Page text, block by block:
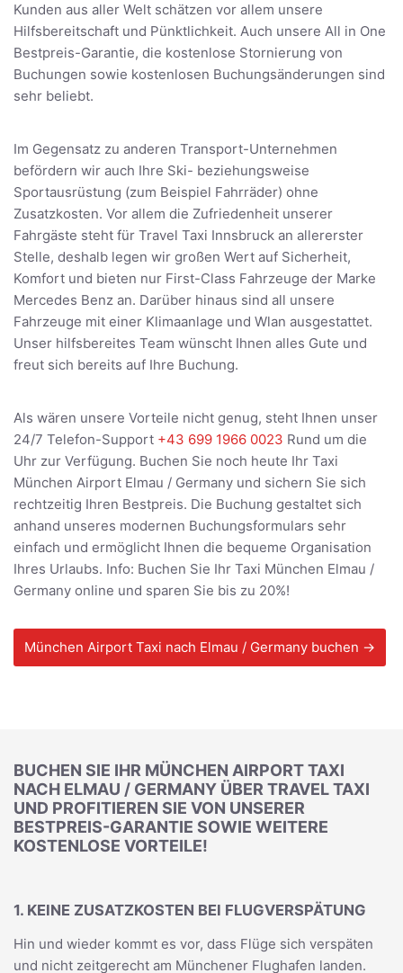
Kunden aus aller Welt schätzen vor allem unsere
Hilfsbereitschaft und Pünktlichkeit. Auch unsere All in One
Bestpreis-Garantie, die kostenlose Stornierung von
Buchungen sowie kostenlosen Buchungsänderungen sind
sehr beliebt.
Im Gegensatz zu anderen Transport-Unternehmen
befördern wir auch Ihre Ski- beziehungsweise
Sportausrüstung (zum Beispiel Fahrräder) ohne
Zusatzkosten. Vor allem die Zufriedenheit unserer
Fahrgäste steht für Travel Taxi Innsbruck an allererster
Stelle, deshalb legen wir großen Wert auf Sicherheit,
Komfort und bieten nur First-Class Fahrzeuge der Marke
Mercedes Benz an. Darüber hinaus sind all unsere
Fahrzeuge mit einer Klimaanlage und Wlan ausgestattet.
Unser hilfsbereites Team wünscht Ihnen alles Gute und
freut sich bereits auf Ihre Buchung.
Als wären unsere Vorteile nicht genug, steht Ihnen unser
24/7 Telefon-Support +43 699 1966 0023 Rund um die
Uhr zur Verfügung. Buchen Sie noch heute Ihr Taxi
München Airport Elmau / Germany und sichern Sie sich
rechtzeitig Ihren Bestpreis. Die Buchung gestaltet sich
anhand unseres modernen Buchungsformulars sehr
einfach und ermöglicht Ihnen die bequeme Organisation
Ihres Urlaubs. Info: Buchen Sie Ihr Taxi München Elmau /
Germany online und sparen Sie bis zu 20%!
München Airport Taxi nach Elmau / Germany buchen →
BUCHEN SIE IHR MÜNCHEN AIRPORT TAXI
NACH ELMAU / GERMANY ÜBER TRAVEL TAXI
UND PROFITIEREN SIE VON UNSERER
BESTPREIS-GARANTIE SOWIE WEITERE
KOSTENLOSE VORTEILE!
1. KEINE ZUSATZKOSTEN BEI FLUGVERSPÄTUNG
Hin und wieder kommt es vor, dass Flüge sich verspäten
und nicht zeitgerecht am Münchener Flughafen landen.